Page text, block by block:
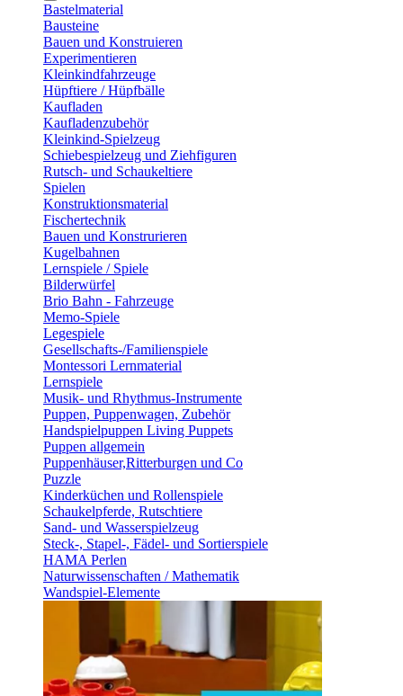
Bastelmaterial
Bausteine
Bauen und Konstruieren
Experimentieren
Kleinkindfahrzeuge
Hüpftiere / Hüpfbälle
Kaufladen
Kaufladenzubehör
Kleinkind-Spielzeug
Schiebespielzeug und Ziehfiguren
Rutsch- und Schaukeltiere
Spielen
Konstruktionsmaterial
Fischertechnik
Bauen und Konstrurieren
Kugelbahnen
Lernspiele / Spiele
Bilderwürfel
Brio Bahn - Fahrzeuge
Memo-Spiele
Legespiele
Gesellschafts-/Familienspiele
Montessori Lernmaterial
Lernspiele
Musik- und Rhythmus-Instrumente
Puppen, Puppenwagen, Zubehör
Handspielpuppen Living Puppets
Puppen allgemein
Puppenhäuser,Ritterburgen und Co
Puzzle
Kinderküchen und Rollenspiele
Schaukelpferde, Rutschtiere
Sand- und Wasserspielzeug
Steck-, Stapel-, Fädel- und Sortierspiele
HAMA Perlen
Naturwissenschaften / Mathematik
Wandspiel-Elemente